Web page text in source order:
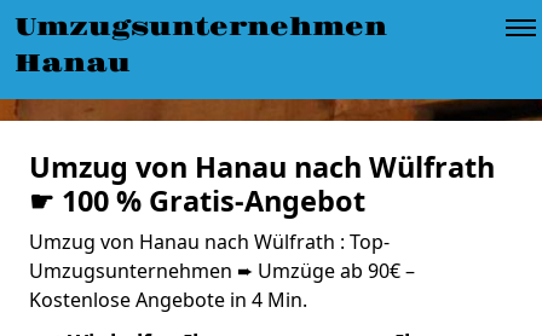
Umzugsunternehmen
Hanau
Umzug von Hanau nach Wülfrath
☛ 100 % Gratis-Angebot
Umzug von Hanau nach Wülfrath : Top-
Umzugsunternehmen ➨ Umzüge ab 90€ –
Kostenlose Angebote in 4 Min.